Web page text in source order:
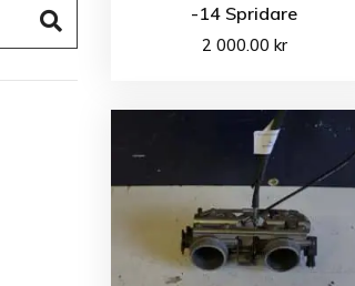
-14 Spridare
2 000.00 kr